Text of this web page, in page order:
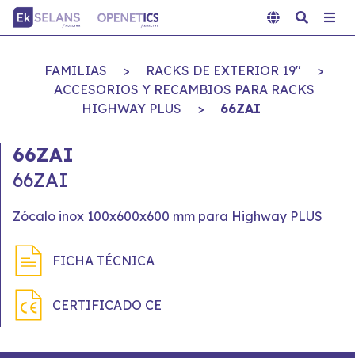
FAMILIAS > RACKS DE EXTERIOR 19"
>
ACCESORIOS Y RECAMBIOS PARA RACKS
HIGHWAY PLUS
> 66ZAI
66ZAI
66ZAI
Zócalo inox 100x600x600 mm para Highway PLUS
FICHA TÉCNICA
CERTIFICADO CE